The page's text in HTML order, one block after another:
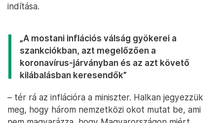
indítása.
„A mostani inflációs válság gyökerei a
szankciókban, azt megelőzően a
koronavírus-járványban és az azt követő
kilábalásban keresendők”
– tér rá az inflációra a miniszter. Halkan jegyezzük
meg, hogy három nemzetközi okot mutat be, ami